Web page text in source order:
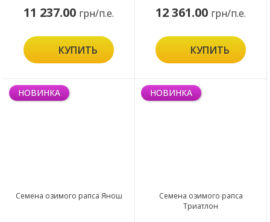
11 237.00 грн/п.е.
КУПИТЬ
12 361.00 грн/п.е.
КУПИТЬ
НОВИНКА
Семена озимого рапса Янош
НОВИНКА
Семена озимого рапса
Триатлон